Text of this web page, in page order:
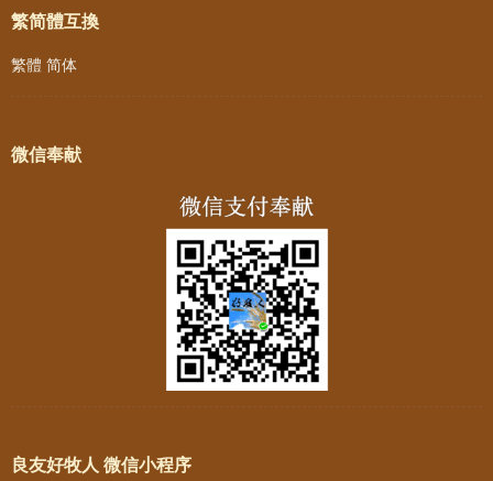
繁简體互換
繁體 简体
微信奉献
良友好牧人 微信小程序